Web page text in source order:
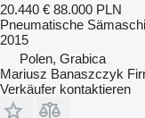
20.440 € 88.000 PLN
Pneumatische
2015
Polen, Grabica
Mariusz Banaszczyk
Verkäufer kontaktieren